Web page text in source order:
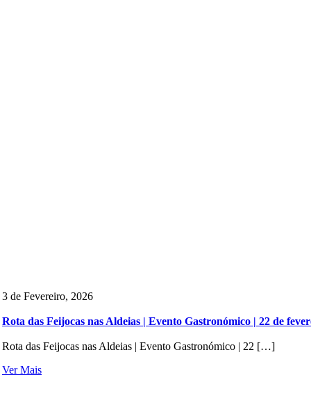
3 de Fevereiro, 2026
Rota das Feijocas nas Aldeias | Evento Gastronómico | 22 de
Rota das Feijocas nas Aldeias | Evento Gastronómico | 22 […]
Ver Mais